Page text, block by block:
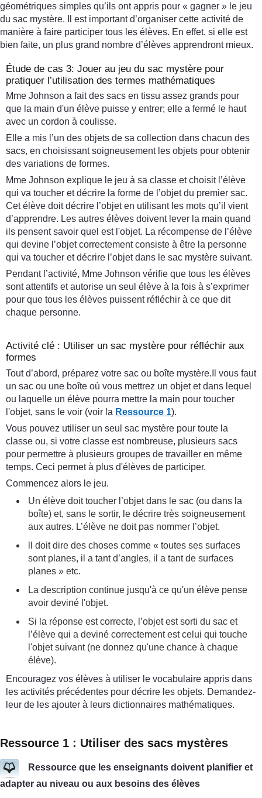
géométriques simples qu’ils ont appris pour « gagner » le jeu
du sac mystère. Il est important d’organiser cette activité de
manière à faire participer tous les élèves. En effet, si elle est
bien faite, un plus grand nombre d’élèves apprendront mieux.
Étude de cas 3: Jouer au jeu du sac mystère pour
pratiquer l’utilisation des termes mathématiques
Mme Johnson a fait des sacs en tissu assez grands pour
que la main d'un élève puisse y entrer; elle a fermé le haut
avec un cordon à coulisse.
Elle a mis l’un des objets de sa collection dans chacun des
sacs, en choisissant soigneusement les objets pour obtenir
des variations de formes.
Mme Johnson explique le jeu à sa classe et choisit l’élève
qui va toucher et décrire la forme de l’objet du premier sac.
Cet élève doit décrire l’objet en utilisant les mots qu’il vient
d’apprendre. Les autres élèves doivent lever la main quand
ils pensent savoir quel est l'objet. La récompense de l’élève
qui devine l’objet correctement consiste à être la personne
qui va toucher et décrire l’objet dans le sac mystère suivant.
Pendant l’activité, Mme Johnson vérifie que tous les élèves
sont attentifs et autorise un seul élève à la fois à s’exprimer
pour que tous les élèves puissent réfléchir à ce que dit
chaque personne.
Activité clé : Utiliser un sac mystère pour réfléchir aux
formes
Tout d’abord, préparez votre sac ou boîte mystère.Il vous faut
un sac ou une boîte où vous mettrez un objet et dans lequel
ou laquelle un élève pourra mettre la main pour toucher
l'objet, sans le voir (voir la Ressource 1).
Vous pouvez utiliser un seul sac mystère pour toute la
classe ou, si votre classe est nombreuse, plusieurs sacs
pour permettre à plusieurs groupes de travailler en même
temps. Ceci permet à plus d'élèves de participer.
Commencez alors le jeu.
Un élève doit toucher l’objet dans le sac (ou dans la
boîte) et, sans le sortir, le décrire très soigneusement
aux autres. L’élève ne doit pas nommer l’objet.
ll doit dire des choses comme « toutes ses surfaces
sont planes, il a tant d’angles, il a tant de surfaces
planes » etc.
La description continue jusqu'à ce qu'un élève pense
avoir deviné l'objet.
Si la réponse est correcte, l’objet est sorti du sac et
l’élève qui a deviné correctement est celui qui touche
l'objet suivant (ne donnez qu'une chance à chaque
élève).
Encouragez vos élèves à utiliser le vocabulaire appris dans
les activités précédentes pour décrire les objets. Demandez-
leur de les ajouter à leurs dictionnaires mathématiques.
Ressource 1 : Utiliser des sacs mystères
Ressource que les enseignants doivent planifier et
adapter au niveau ou aux besoins des élèves